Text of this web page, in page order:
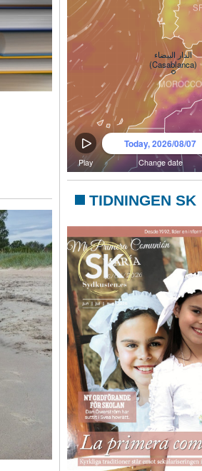
TIDNINGEN SK